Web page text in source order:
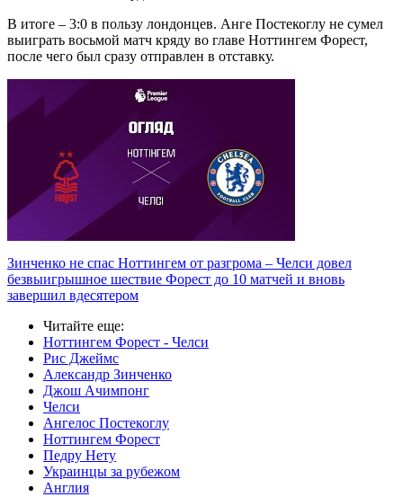
В итоге – 3:0 в пользу лондонцев. Анге Постекоглу не сумел
выиграть восьмой матч кряду во главе Ноттингем Форест,
после чего был сразу отправлен в отставку.
Зинченко не спас Ноттингем от разгрома – Челси довел
безвыигрышное шествие Форест до 10 матчей и вновь
завершил вдесятером
Читайте еще:
Ноттингем Форест - Челси
Рис Джеймс
Александр Зинченко
Джош Ачимпонг
Челси
Ангелос Постекоглу
Ноттингем Форест
Педру Нету
Украинцы за рубежом
Англия